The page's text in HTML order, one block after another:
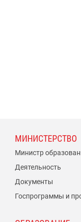
МИНИСТЕРСТВО
Министр
Деятельность
Документы
Госпрограммы и